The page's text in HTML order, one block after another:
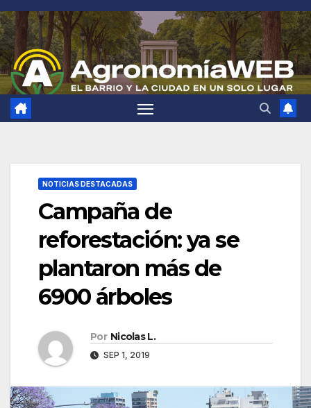
Saltar
al
contenido
NOTICIAS DESTACADAS
Campaña de
reforestación: ya se
plantaron más de
6900 árboles
Por Nicolas L.
SEP 1, 2019